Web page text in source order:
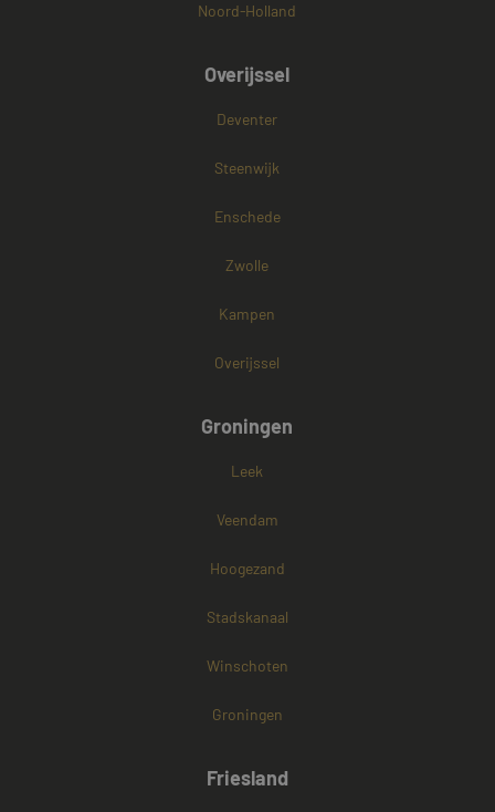
Noord-Holland
Overijssel
Deventer
Steenwijk
Enschede
Zwolle
Kampen
Overijssel
Groningen
Leek
Veendam
Hoogezand
Stadskanaal
Winschoten
Groningen
Friesland